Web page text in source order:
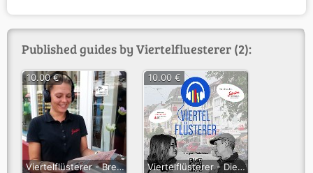
Published guides by Viertelfluesterer (2):
Viertelflüsterer - Bremensien
10.00 €
Viertelflüsterer - Die wilden Jahre
10.00 €